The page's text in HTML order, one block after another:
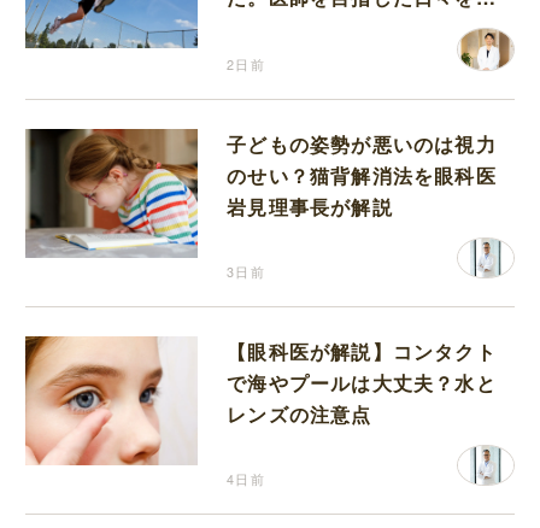
2日前
子どもの姿勢が悪いのは視力
のせい？猫背解消法を眼科医
岩見理事長が解説
3日前
【眼科医が解説】コンタクト
で海やプールは大丈夫？水と
レンズの注意点
4日前